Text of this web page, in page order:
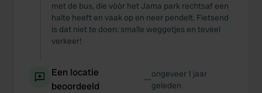
met de bus, die vòòr het Jama park rechtsaf een
halte heeft en vaak op en neer pendelt. Fietsend
is dat niet te doen: smalle weggetjes en teveel
verkeer!
Een locatie
beoordeeld
—ongeveer 1 jaar
geleden